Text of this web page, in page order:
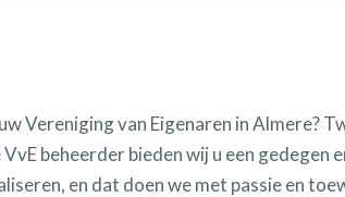
Vereniging van Eigenaren in Almere?
beheerder bieden wij u een gedegen
en dat doen we met passie en